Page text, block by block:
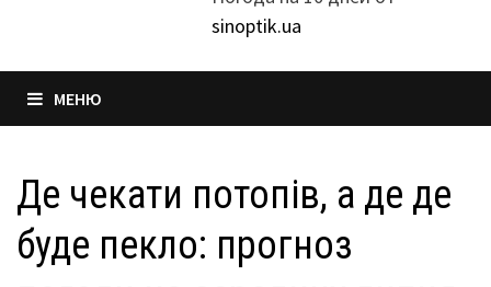
sinoptik.ua
МЕНЮ
Де чекати потопів, а де де
буде пекло: прогноз